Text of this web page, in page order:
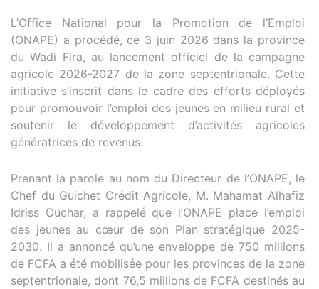
L’Office National pour la Promotion de l’Emploi
(ONAPE) a procédé, ce 3 juin 2026 dans la province
du Wadi Fira, au lancement officiel de la campagne
agricole 2026-2027 de la zone septentrionale. Cette
initiative s’inscrit dans le cadre des efforts déployés
pour promouvoir l’emploi des jeunes en milieu rural et
soutenir le développement d’activités agricoles
génératrices de revenus.
Prenant la parole au nom du Directeur de l’ONAPE, le
Chef du Guichet Crédit Agricole, M. Mahamat Alhafiz
Idriss Ouchar, a rappelé que l’ONAPE place l’emploi
des jeunes au cœur de son Plan stratégique 2025-
2030. Il a annoncé qu’une enveloppe de 750 millions
de FCFA a été mobilisée pour les provinces de la zone
septentrionale, dont 76,5 millions de FCFA destinés au